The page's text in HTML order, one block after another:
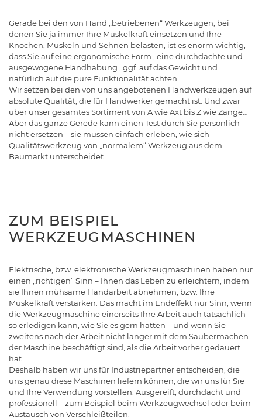
Gerade bei den von Hand „betriebenen“ Werkzeugen, bei
denen Sie ja immer Ihre Muskelkraft einsetzen und Ihre
Knochen, Muskeln und Sehnen belasten, ist es enorm wichtig,
dass Sie auf eine ergonomische Form , eine durchdachte und
ausgewogene Handhabung , ggf. auf das Gewicht und
natürlich auf die pure Funktionalität achten.
Wir setzen bei den von uns angebotenen Handwerkzeugen auf
absolute Qualität, die für Handwerker gemacht ist. Und zwar
über unser gesamtes Sortiment von A wie Axt bis Z wie Zange…
Aber das ganze Gerede kann einen Test durch Sie persönlich
nicht ersetzen – sie müssen einfach erleben, wie sich
Qualitätswerkzeug von „normalem“ Werkzeug aus dem
Baumarkt unterscheidet.
ZUM BEISPIEL
WERKZEUGMASCHINEN
Elektrische, bzw. elektronische Werkzeugmaschinen haben nur
einen „richtigen“ Sinn – Ihnen das Leben zu erleichtern, indem
sie Ihnen mühsame Handarbeit abnehmen, bzw. Ihre
Muskelkraft verstärken. Das macht im Endeffekt nur Sinn, wenn
die Werkzeugmaschine einerseits Ihre Arbeit auch tatsächlich
so erledigen kann, wie Sie es gern hätten – und wenn Sie
zweitens nach der Arbeit nicht länger mit dem Saubermachen
der Maschine beschäftigt sind, als die Arbeit vorher gedauert
hat.
Deshalb haben wir uns für Industriepartner entscheiden, die
uns genau diese Maschinen liefern können, die wir uns für Sie
und Ihre Verwendung vorstellen. Ausgereift, durchdacht und
professionell – zum Beispiel beim Werkzeugwechsel oder beim
Austausch von Verschleißteilen.